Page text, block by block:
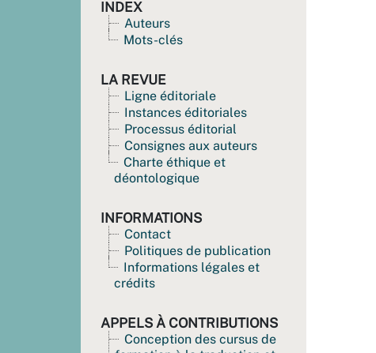
INDEX
Auteurs
Mots-clés
LA REVUE
Ligne éditoriale
Instances éditoriales
Processus éditorial
Consignes aux auteurs
Charte éthique et
déontologique
INFORMATIONS
Contact
Politiques de publication
Informations légales et
crédits
APPELS À CONTRIBUTIONS
Conception des cursus de